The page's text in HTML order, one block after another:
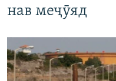
нав меҷӯяд